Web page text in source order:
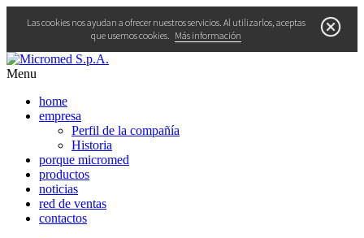
Las cookies nos ayudan a ofrecer nuestros servicios. Al utilizarlos, aceptas
que usemos cookies. Más información
Menu
home
empresa
Perfil de la compañía
Historia
porque micromed
productos
noticias
red de ventas
contactos